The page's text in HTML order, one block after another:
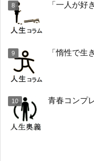
「一人が好
「惰性で生
青春コンプ